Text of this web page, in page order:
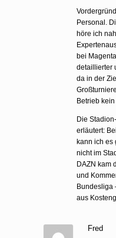
Personal.
höre ich
bei
detaillierter
da in der
Betrieb
Die
erläutert:
kann ich es
nicht im
DAZN kam
und
Bundesliga
aus
Fred